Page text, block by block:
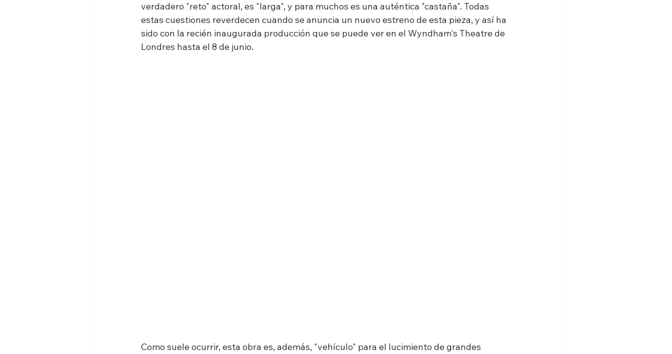
verdadero "reto" actoral, es "larga", y para muchos es una auténtica "castaña". Todas
estas cuestiones reverdecen cuando se anuncia un nuevo estreno de esta pieza, y así ha
sido con la recién inaugurada producción que se puede ver en el Wyndham's Theatre de
Londres hasta el 8 de junio.
Como suele ocurrir, esta obra es, además, "vehículo" para el lucimiento de grandes